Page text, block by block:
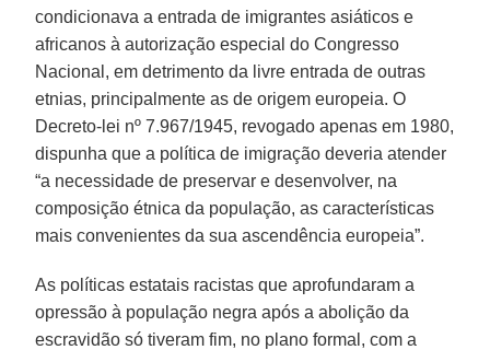
condicionava a entrada de imigrantes asiáticos e
africanos à autorização especial do Congresso
Nacional, em detrimento da livre entrada de outras
etnias, principalmente as de origem europeia. O
Decreto-lei nº 7.967/1945, revogado apenas em 1980,
dispunha que a política de imigração deveria atender
“a necessidade de preservar e desenvolver, na
composição étnica da população, as características
mais convenientes da sua ascendência europeia”.
As políticas estatais racistas que aprofundaram a
opressão à população negra após a abolição da
escravidão só tiveram fim, no plano formal, com a